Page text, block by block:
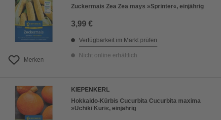
Merken
Zuckermais Zea Zea mays »Sprinter«, einjährig
3,99 €
Verfügbarkeit im Markt prüfen
Nicht online erhältlich
KIEPENKERL
Hokkaido-Kürbis Cucurbita Cucurbita maxima
»Uchiki Kuri«, einjährig